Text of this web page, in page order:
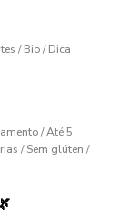
/ Bio / Dica
/ Até 5
/ Sem glúten /